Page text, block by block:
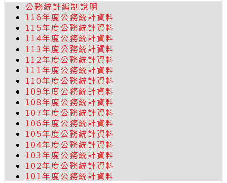
公務統計編制說明
116年度公務統計資料
115年度公務統計資料
114年度公務統計資料
113年度公務統計資料
112年度公務統計資料
111年度公務統計資料
110年度公務統計資料
109年度公務統計資料
108年度公務統計資料
107年度公務統計資料
106年度公務統計資料
105年度公務統計資料
104年度公務統計資料
103年度公務統計資料
102年度公務統計資料
101年度公務統計資料